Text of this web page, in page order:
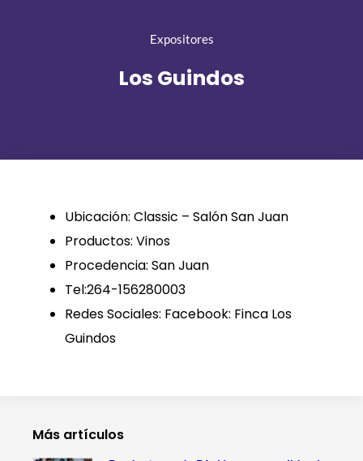
Expositores
Los Guindos
Ubicación: Classic – Salón San Juan
Productos: Vinos
Procedencia: San Juan
Tel:264-156280003
Redes Sociales: Facebook: Finca Los
Guindos
Más artículos